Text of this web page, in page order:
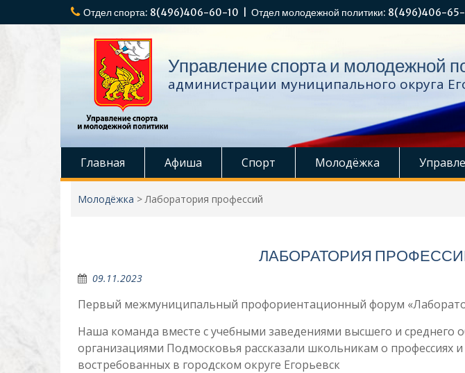
к
Отдел спорта: 8(496)406-60-10 | Отдел молодежной политики: 8(496)406-65-
Управление спорта и молодежной
администрации муниципального округа
Главная Афиша Спорт Молодёжка
Молодёжка >Лаборатория профессий
ЛАБОРАТОРИЯ
09.11.2023
Первый межмуниципальный профориентационный форум
Наша команда вместе с учебными заведениями высшего и среднего
организациями Подмосковья рассказали школьникам о профессиях
востребованных в городском округе Егорьевск